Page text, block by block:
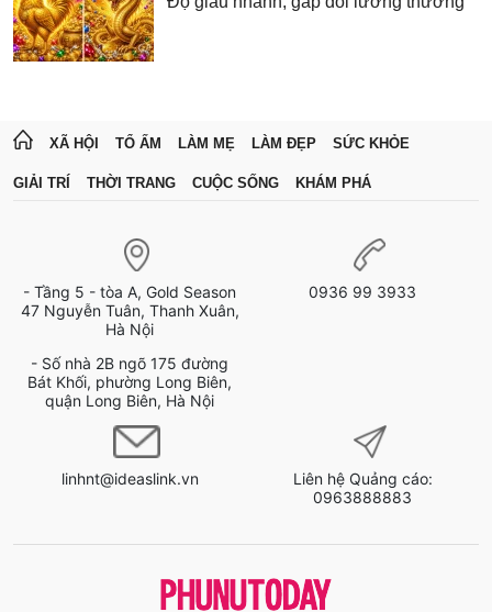
XÃ HỘI TỔ ẤM LÀM MẸ LÀM ĐẸP SỨC KHỎE
GIẢI TRÍ THỜI TRANG CUỘC SỐNG KHÁM PHÁ
- Tầng 5 - tòa A, Gold Season
47 Nguyễn Tuân, Thanh Xuân,
Hà Nội
- Số nhà 2B ngõ 175 đường
Bát Khối, phường Long Biên,
quận Long Biên, Hà Nội
0936 99 3933
linhnt@ideaslink.vn
Liên hệ Quảng cáo:
0963888883